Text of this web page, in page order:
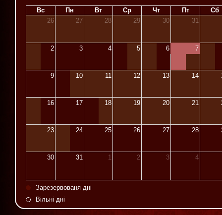
Вс Пн Вт Ср Чт Пт
Сб
26
27 28 29 30 31
2 3 4 5 6 7
9 10 11 12 13 14
16 17 18 19 20 21
23 24 25 26 27 28
30 31 1 2 3 4
Зарезервованя дні
Вільні дні